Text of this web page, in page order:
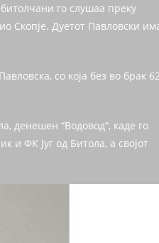
го слушаа преку
Скопје. Дуетот Павловски
со која без во брак
денешен “Водовод“, каде го
и ФК Југ од Битола, а својот